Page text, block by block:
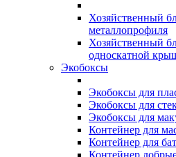
Хозяйственный
металлопрофиля
Хозяйственный
односкатной
Экобоксы
Экобоксы для
Экобоксы для
Экобоксы для
Контейнер для
Контейнер для